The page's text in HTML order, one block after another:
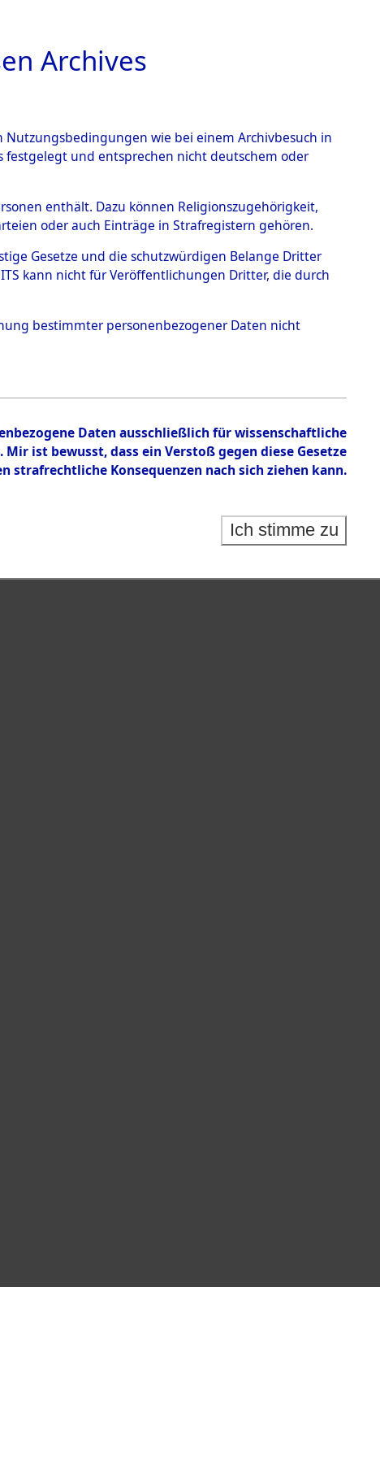
Archives
Nutzungsbedingungen wie bei einem Archivbesuch in
festgelegt und entsprechen nicht deutschem oder
enthält. Dazu können Religionszugehörigkeit,
oder auch Einträge in Strafregistern gehören.
Gesetze und die schutzwürdigen Belange Dritter
kann nicht für Veröffentlichungen Dritter, die durch
bestimmter personenbezogener Daten nicht
Daten ausschließlich für wissenschaftliche
ist bewusst, dass ein Verstoß gegen diese Gesetze
strafrechtliche Konsequenzen nach sich ziehen kann.
Ich stimme zu